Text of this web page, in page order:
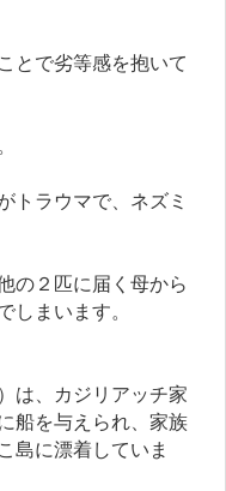
とで劣等感を抱いて
トラウマで、ネズミ
の２匹に届く母から
しまいます。
は、カジリアッチ家
船を与えられ、家族
島に漂着していま